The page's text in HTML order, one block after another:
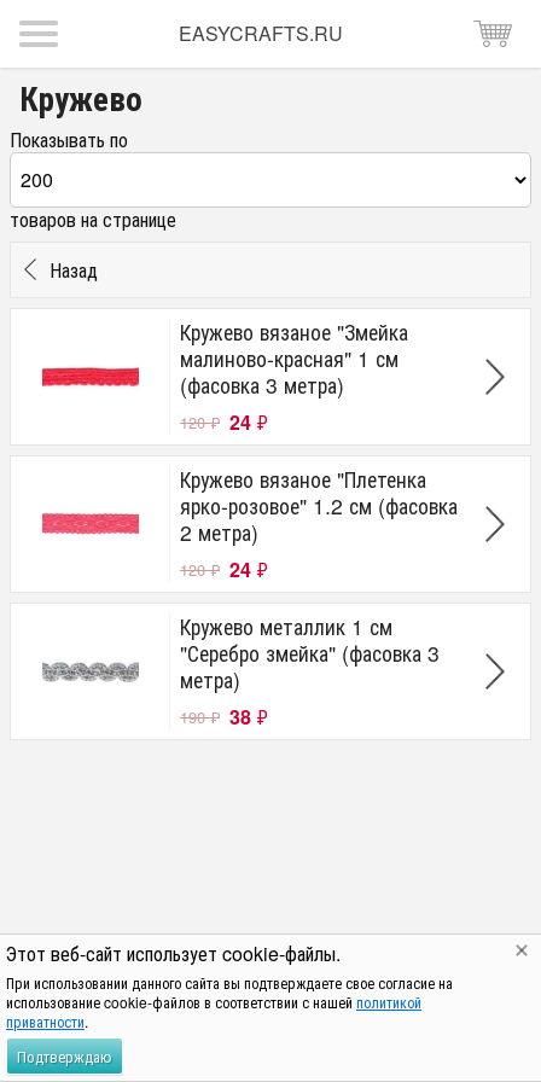
Этот веб-сайт использует cookie-файлы.
При использовании данного сайта вы подтверждаете свое согласие на
использование cookie-файлов в соответствии с нашей политикой
приватности.
Подтверждаю
EASYCRAFTS.RU
Кружево
Показывать по
товаров на странице
Назад
Кружево вязаное "Змейка
малиново-красная" 1 см
(фасовка 3 метра)
120₽ 24 ₽
Кружево вязаное "Плетенка
ярко-розовое" 1.2 см (фасовка
2 метра)
120₽ 24 ₽
Кружево металлик 1 см
"Серебро змейка" (фасовка 3
метра)
190₽ 38 ₽